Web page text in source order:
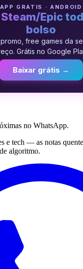
APP GRATIS · ANDROID
Epic
bolso
free games da
Grátis no Google
Baixar grátis →
no WhatsApp.
e tech — as notas
algoritmo.